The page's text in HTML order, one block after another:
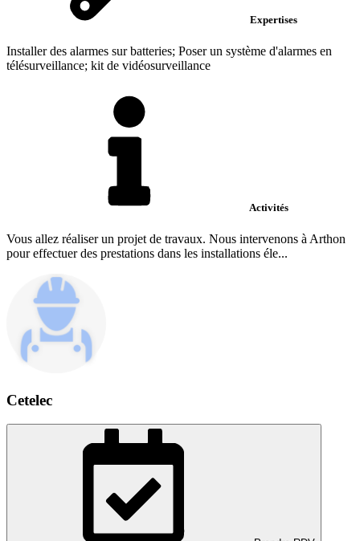
Expertises
Installer des alarmes sur batteries; Poser un système d'alarmes en
télésurveillance; kit de vidéosurveillance
Activités
Vous allez réaliser un projet de travaux. Nous intervenons à Arthon
pour effectuer des prestations dans les installations éle...
Cetelec